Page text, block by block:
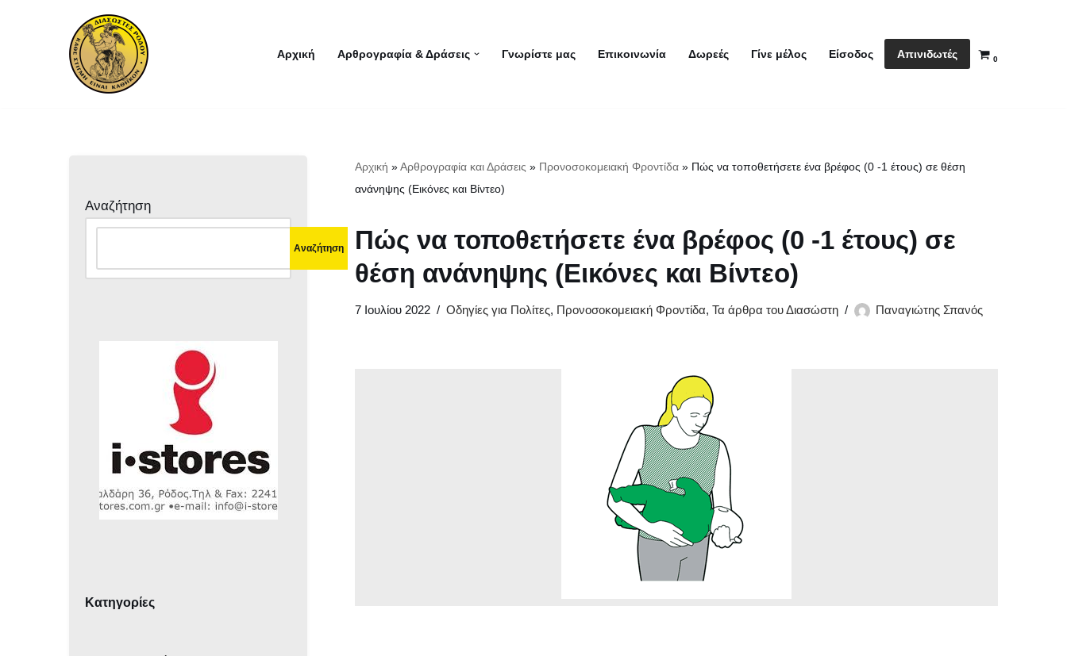
Μεταπηδήστε
περιεχόμενο
Αρχική Αρθρογραφία & Δράσεις Γνωρίστε μας Επικοινωνία Δωρεές Γίνε μέλος Είσοδος Απινιδωτές 0
Αναζήτηση
Αναζήτηση
Κατηγορίες
Αρχική »Αρθρογραφία και Δράσεις » Προνοσοκομειακή Φροντίδα » Πώς να τοποθετήσετε ένα βρέφος (0 -1 έτους) σε θέση
ανάνηψης (Εικόνες και Βίντεο)
Πώς να τοποθετήσετε ένα βρέφος (0 -1 έτους) σε
θέση ανάνηψης (Εικόνες και Βίντεο)
7 Ιουλίου 2022 Οδηγίες για Πολίτες, Προνοσοκομειακή Φροντίδα, Τα άρθρα του Διασώστη Παναγιώτης Σπανός